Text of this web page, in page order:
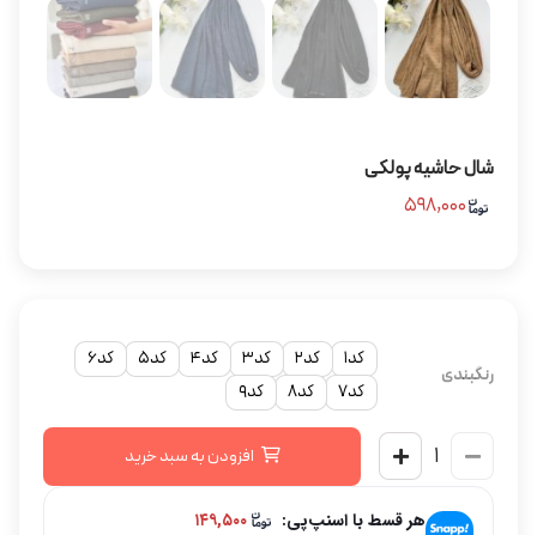
شال حاشیه پولکی
رنگبندی
کد1 کد2 کد3 کد4 کد5
کد6
کد7
کد8 کد9
افزودن به سبد خرید
هر قسط با اسنپ‌پی: